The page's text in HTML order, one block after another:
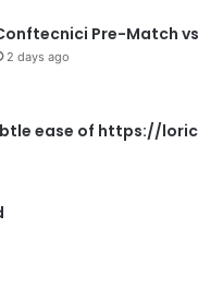
Pre-Match
2 days ago
ease of https://